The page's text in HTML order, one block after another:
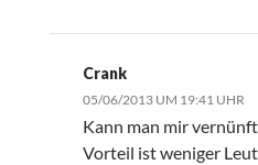
Crank
05/06/2013 UM 19:41 UHR
Kann man mir
Vorteil ist weniger